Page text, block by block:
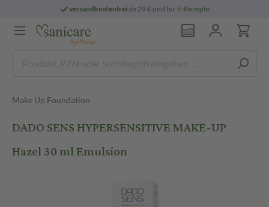
versandkostenfreiab 29 € und für E-Rezepte
Make Up Foundation
DADO SENS HYPERSENSITIVE MAKE-UP
Hazel 30 ml Emulsion